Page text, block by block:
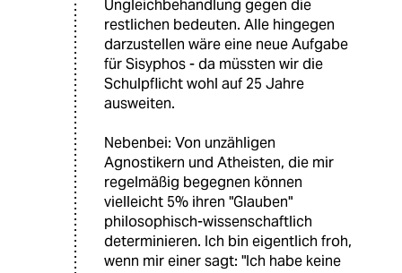
Ungleichbehandlung gegen die
restlichen bedeuten. Alle hingegen
darzustellen wäre eine neue Aufgabe
für Sisyphos - da müssten wir die
Schulpflicht wohl auf 25 Jahre
ausweiten.
Nebenbei: Von unzähligen
Agnostikern und Atheisten, die mir
regelmäßig begegnen können
vielleicht 5% ihren "Glauben"
philosophisch-wissenschaftlich
determinieren. Ich bin eigentlich froh,
wenn mir einer sagt: "Ich habe keine